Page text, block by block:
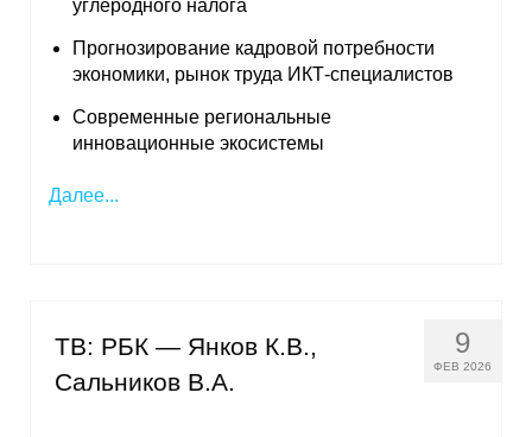
углеродного налога
Прогнозирование кадровой потребности
экономики, рынок труда ИКТ-специалистов
Современные региональные
инновационные экосистемы
Далее...
9
ФЕВ 2026
ТВ: РБК — Янков К.В.,
Сальников В.А.